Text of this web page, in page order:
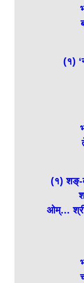
(१)
(१) शङ्-
ओम्…